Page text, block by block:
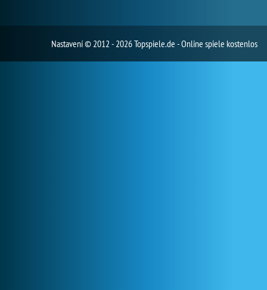
Nastavení© 2012 - 2026 Topspiele.de - Online spiele kostenlos